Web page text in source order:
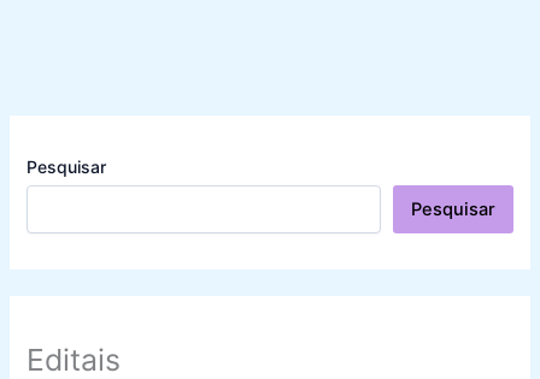
Pesquisar
Pesquisar
Editais